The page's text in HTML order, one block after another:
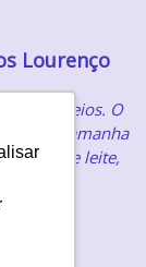
Lourenço
e receios. O
e tamanha
de leite,